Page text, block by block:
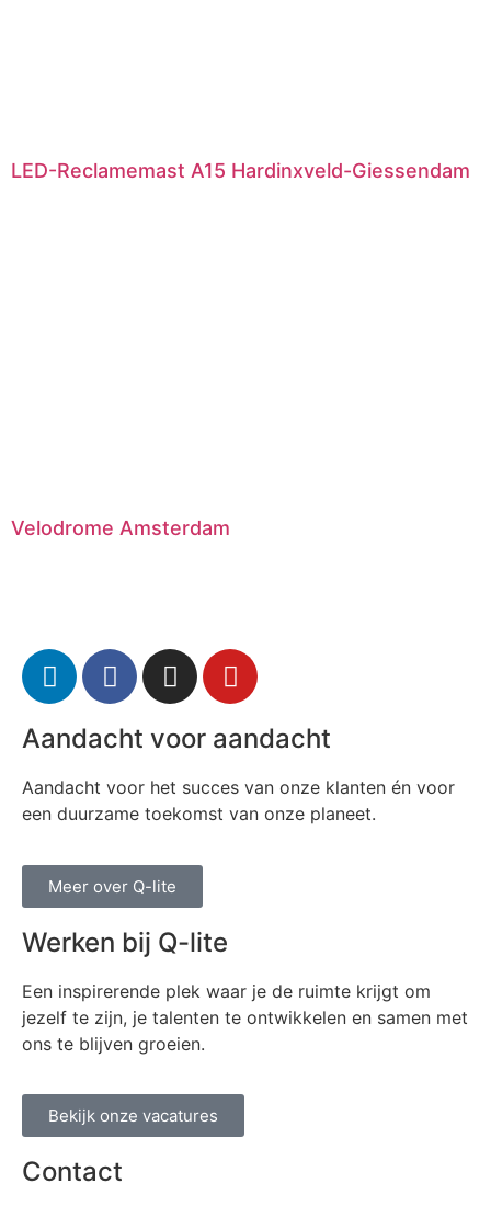
LED-Reclamemast A15 Hardinxveld-Giessendam
Velodrome Amsterdam
Aandacht voor aandacht
Aandacht voor het succes van onze klanten én voor
een duurzame toekomst van onze planeet.
Meer over Q-lite
Werken bij Q-lite
Een inspirerende plek waar je de ruimte krijgt om
jezelf te zijn, je talenten te ontwikkelen en samen met
ons te blijven groeien.
Bekijk onze vacatures
Contact